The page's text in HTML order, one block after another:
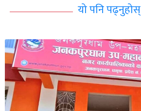
यो पनि पढ्नुहोस्